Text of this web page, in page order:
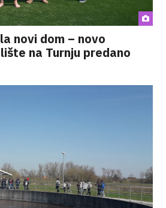
novi dom – novo
na Turnju predano